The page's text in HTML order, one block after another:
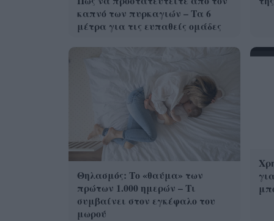
καπνό των πυρκαγιών – Τα 6
μέτρα για τις ευπαθείς ομάδες
Θηλασμός: Το «θαύμα» των
πρώτων 1.000 ημερών – Τι
συμβαίνει στον εγκέφαλο του
μωρού